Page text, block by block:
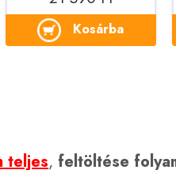
Kosárba
teljes,feltöltése